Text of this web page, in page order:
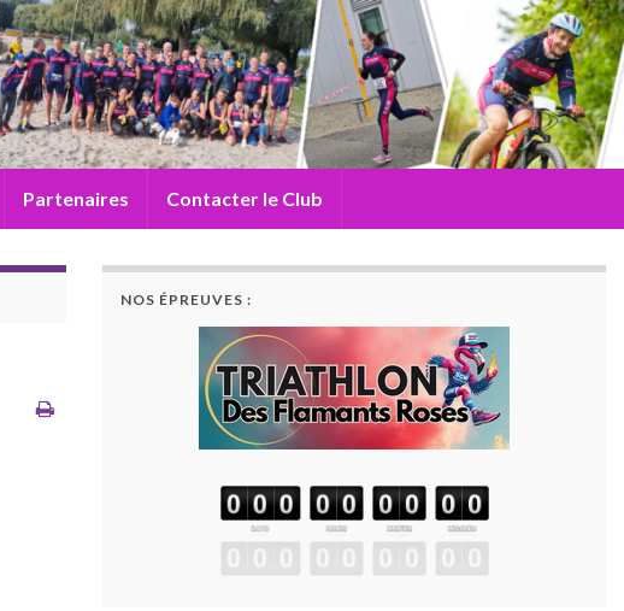
Partenaires Contacter le Club
NOS ÉPREUVES :